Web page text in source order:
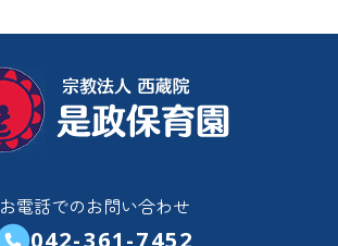
お電話でのお問い合わせ
042-361-7452